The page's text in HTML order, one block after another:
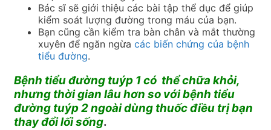
Bác sĩ sẽ giới thiệu các bài tập thể dục để giúp
kiểm soát lượng đường trong máu của bạn.
Bạn cũng cần kiểm tra bàn chân và mắt thường
xuyên để ngăn ngừa các biến chứng của bệnh
tiểu đường.
Bệnh tiểu đường tuýp 1 có thể chữa khỏi,
nhưng thời gian lâu hơn so với bệnh tiểu
đường tuýp 2 ngoài dùng thuốc điều trị bạn
thay đổi lối sống.